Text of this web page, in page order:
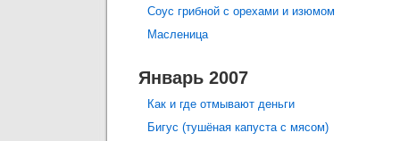
Соус грибной с орехами и изюмом
Масленица
Январь 2007
Как и где отмывают деньги
Бигус (тушёная капуста с мясом)